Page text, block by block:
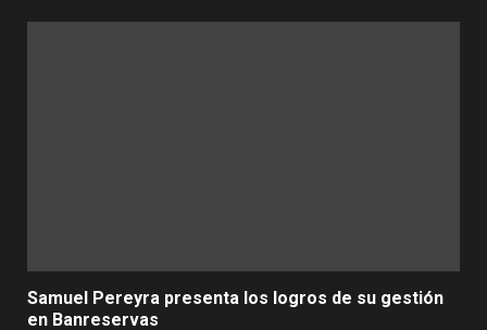
Samuel Pereyra presenta los logros de su gestión
en Banreservas